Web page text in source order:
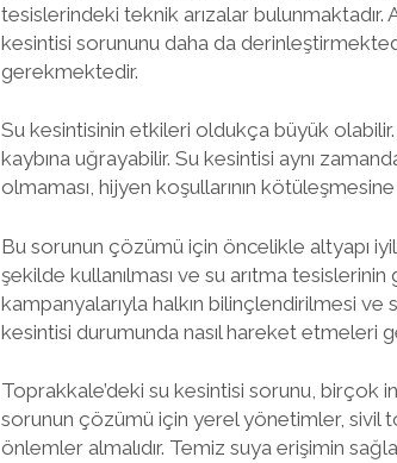
tesislerindeki teknik arızalar bulunmaktadır.
kesintisi sorununu daha da
gerekmektedir.
Su kesintisinin etkileri oldukça büyük
kaybına uğrayabilir. Su kesintisi aynı
olmaması, hijyen koşullarının
Bu sorunun çözümü için öncelikle altyapı
şekilde kullanılması ve su arıtma
kampanyalarıyla halkın bilinçlendirilmesi ve
kesintisi durumunda nasıl hareket etmeleri
Toprakkale’deki su kesintisi sorunu, birçok
sorunun çözümü için yerel yönetimler, sivil
önlemler almalıdır. Temiz suya erişimin